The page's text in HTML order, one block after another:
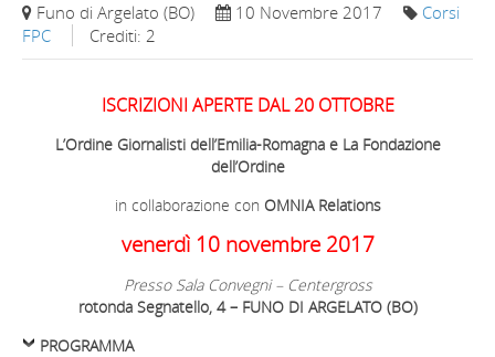
Funo di Argelato (BO) 10 Novembre 2017
Corsi
FPC
Crediti: 2
ISCRIZIONI APERTE DAL 20 OTTOBRE
L’Ordine Giornalisti dell’Emilia-Romagna e La Fondazione
dell’Ordine
in collaborazione con OMNIA Relations
venerdì 10 novembre 2017
Presso Sala Convegni – Centergross
rotonda Segnatello, 4 – FUNO DI ARGELATO (BO)
PROGRAMMA